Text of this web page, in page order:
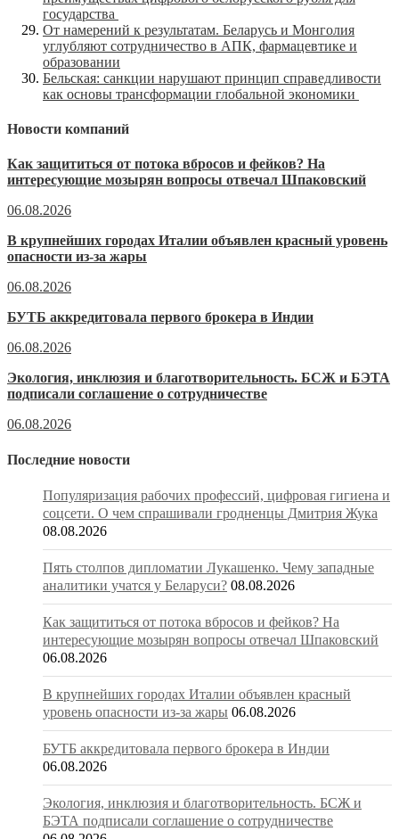
государства
От намерений к результатам. Беларусь и Монголия
углубляют сотрудничество в АПК, фармацевтике и
образовании
Бельская: санкции нарушают принцип справедливости
как основы трансформации глобальной экономики
Новости компаний
Как защититься от потока вбросов и фейков? На
интересующие мозырян вопросы отвечал Шпаковский
06.08.2026
В крупнейших городах Италии объявлен красный уровень
опасности из-за жары
06.08.2026
БУТБ аккредитовала первого брокера в Индии
06.08.2026
Экология, инклюзия и благотворительность. БСЖ и БЭТА
подписали соглашение о сотрудничестве
06.08.2026
Последние новости
Популяризация рабочих профессий, цифровая гигиена и
соцсети. О чем спрашивали гродненцы Дмитрия Жука
08.08.2026
Пять столпов дипломатии Лукашенко. Чему западные
аналитики учатся у Беларуси? 08.08.2026
Как защититься от потока вбросов и фейков? На
интересующие мозырян вопросы отвечал Шпаковский
06.08.2026
В крупнейших городах Италии объявлен красный
уровень опасности из-за жары 06.08.2026
БУТБ аккредитовала первого брокера в Индии
06.08.2026
Экология, инклюзия и благотворительность. БСЖ и
БЭТА подписали соглашение о сотрудничестве